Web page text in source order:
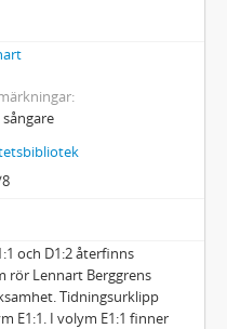
och D1:2 återfinns
rör Lennart Berggrens
Tidningsurklipp
E1:1. I volym E1:1 finner